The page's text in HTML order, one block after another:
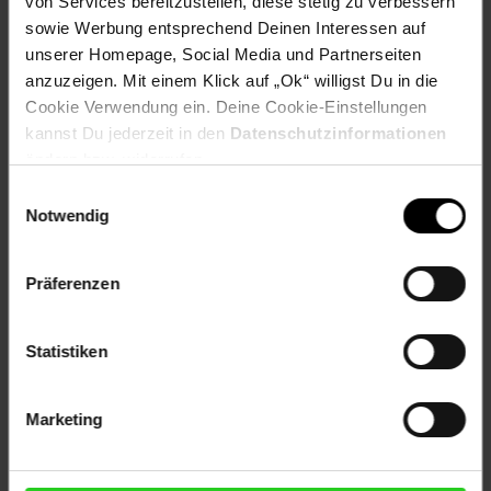
sowie Werbung entsprechend Deinen Interessen auf
unserer Homepage, Social Media und Partnerseiten
anzuzeigen. Mit einem Klick auf „Ok“ willigst Du in die
Cookie Verwendung ein. Deine Cookie-Einstellungen
kannst Du jederzeit in den Datenschutzinformationen
Notwendig
Präferenzen
Statistiken
Marketing
Artikel gehört zur Kategorie:Fitnessuhren & -tracker
Bewertungen